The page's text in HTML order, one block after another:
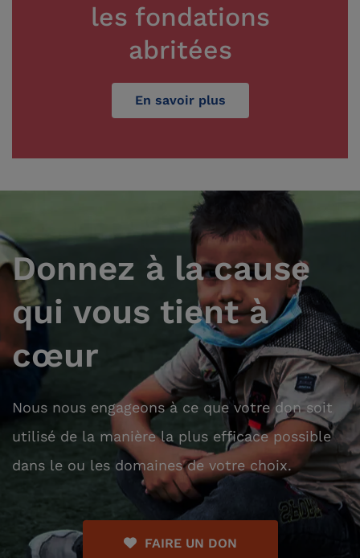
les fondations
abritées
En savoir plus
Donnez à la cause
qui vous tient à
cœur
Nous nous engageons à ce que votre don soit
utilisé de la manière la plus efficace possible
dans le ou les domaines de votre choix.
FAIRE UN DON